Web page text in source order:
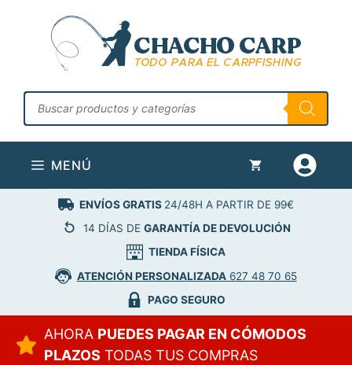
contenido
Búsqueda
de
productos
MENÚ
ENVÍOS GRATIS 24/48H A PARTIR DE 99€
14 DÍAS DE GARANTÍA DE DEVOLUCIÓN
TIENDA FÍSICA
ATENCIÓN PERSONALIZADA627 48 70 65
PAGO SEGURO
AHORA PUEDES PAGAR EN CÓMODOS
PLAZOS TODAS TUS COMPRAS